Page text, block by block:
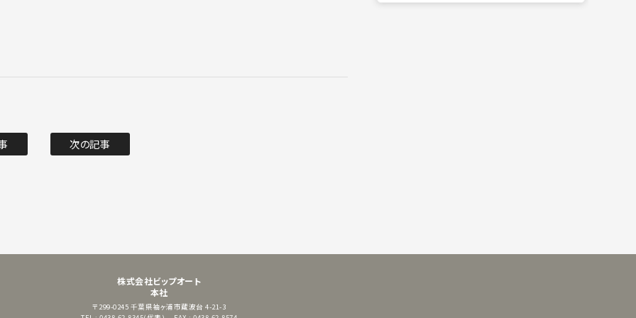
次の記事
株式会社ビップオート
本社
〒299-0245 千葉県袖ヶ浦市蔵波台 4-21-3